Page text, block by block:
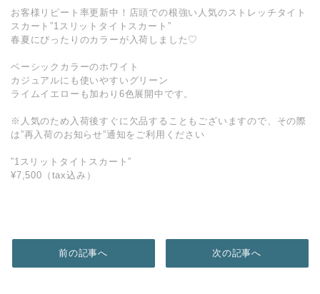
お客様リピート率更新中！店頭での根強い人気のストレッチタイト
スカート”1スリットタイトスカート”
春夏にぴったりのカラーが入荷しました♡
ベーシックカラーのホワイト
カジュアルにも使いやすいグリーン
ライムイエローも加わり6色展開中です。
※人気のため入荷後すぐに欠品することもございますので、その際
は”再入荷のお知らせ”通知をご利用ください
”1スリットタイトスカート”
¥7,500（tax込み）
前の記事へ 次の記事へ